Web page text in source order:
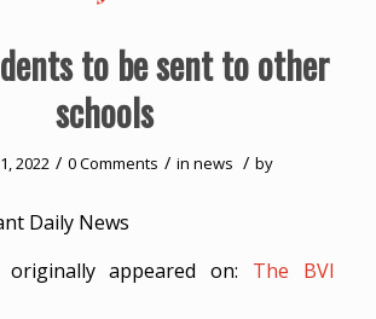
to be sent to other
schools
2022 / 0 Comments / in news / by
Daily News
appeared on: The BVI